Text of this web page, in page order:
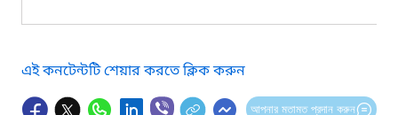
এই কনটেন্টটি শেয়ার করতে ক্লিক করুন
আপনার মতামত প্রদান করুন